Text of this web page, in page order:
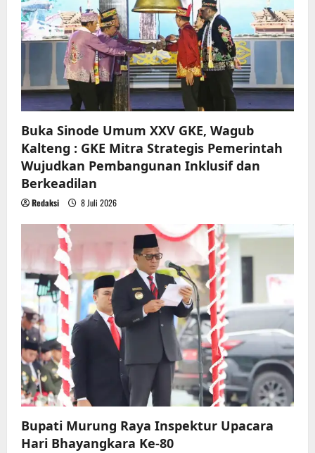
Buka Sinode Umum XXV GKE, Wagub
Kalteng : GKE Mitra Strategis Pemerintah
Wujudkan Pembangunan Inklusif dan
Berkeadilan
Redaksi 8 Juli 2026
Bupati Murung Raya Inspektur Upacara
Hari Bhayangkara Ke-80